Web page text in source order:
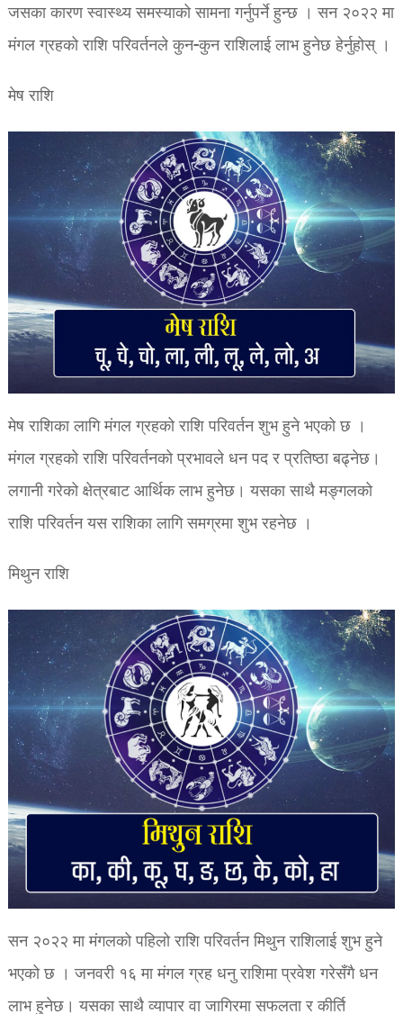
जसका कारण स्वास्थ्य समस्याको सामना गर्नुपर्ने हुन्छ । सन २०२२ मा
मंगल ग्रहको राशि परिवर्तनले कुन-कुन राशिलाई लाभ हुनेछ हेर्नुहोस् ।
मेष राशि
मेष राशिका लागि मंगल ग्रहको राशि परिवर्तन शुभ हुने भएको छ ।
मंगल ग्रहको राशि परिवर्तनको प्रभावले धन पद र प्रतिष्ठा बढ्नेछ।
लगानी गरेको क्षेत्रबाट आर्थिक लाभ हुनेछ। यसका साथै मङ्गलको
राशि परिवर्तन यस राशिका लागि समग्रमा शुभ रहनेछ ।
मिथुन राशि
सन २०२२ मा मंगलको पहिलो राशि परिवर्तन मिथुन राशिलाई शुभ हुने
भएको छ । जनवरी १६ मा मंगल ग्रह धनु राशिमा प्रवेश गरेसँगै धन
लाभ हुनेछ। यसका साथै व्यापार वा जागिरमा सफलता र कीर्ति